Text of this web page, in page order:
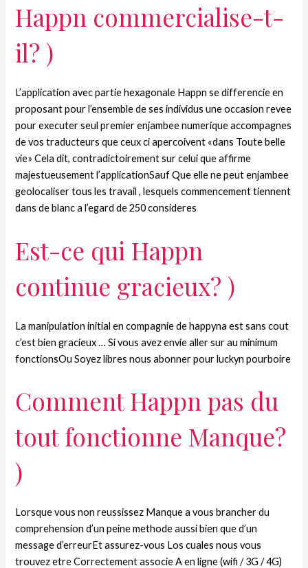
Happn commercialise-t-
il? )
L’application avec partie hexagonale Happn se differencie en
proposant pour l’ensemble de ses individus une occasion revee
pour executer seul premier enjambee numerique accompagnes
de vos traducteurs que ceux ci apercoivent «dans Toute belle
vie» Cela dit, contradictoirement sur celui que affirme
majestueusement l’applicationSauf Que elle ne peut enjambee
geolocaliser tous les travail , lesquels commencement tiennent
dans de blanc a l’egard de 250 consideres
Est-ce qui Happn
continue gracieux? )
La manipulation initial en compagnie de happyna est sans cout
c’est bien gracieux … Si vous avez envie aller sur au minimum
fonctionsOu Soyez libres nous abonner pour luckyn pourboire
Comment Happn pas du
tout fonctionne Manque?
)
Lorsque vous non reussissez Manque a vous brancher du
comprehension d’un peine methode aussi bien que d’un
message d’erreurEt assurez-vous Los cuales nous vous
trouvez etre Correctement associe A en ligne (wifi / 3G / 4G)